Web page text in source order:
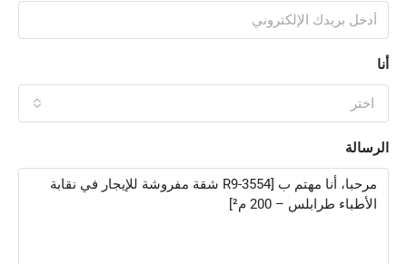
أنا
اختر
الرسالة